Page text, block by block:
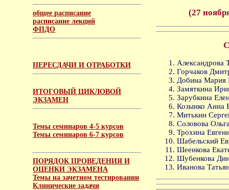
общее расписание
расписание лекций
ФПДО
ПЕРЕСДАЧИ И ОТРАБОТКИ
ИТОГОВЫЙ ЦИКЛОВОЙ
ЭКЗАМЕН
Темы семинаров 4-5 курсов
Темы семинаров 6-7 курсов
ПОРЯДОК ПРОВЕДЕНИЯ И
ОЦЕНКИ ЭКЗАМЕНА
Темы на зачетном тестировании
Клинические задачи
(27
Александрова
Горчаков
Добина Мария
Замяткина
Зарубкина
Козынко Анна
Митькин
Соловова
Трохина
Шабельский
Шеенкова
Шубенкова
Иванова